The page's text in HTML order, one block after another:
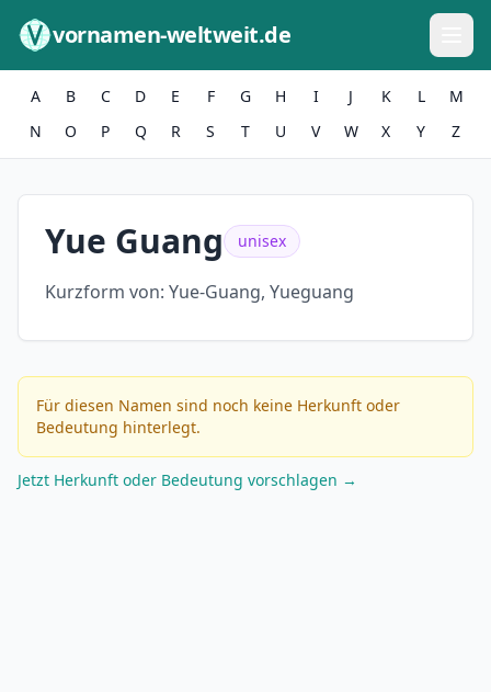
vornamen-weltweit.de
A B C D E F G H I J K L
M
N
O P Q R S T U V W X Y Z
Yue Guang unisex
Kurzform von: Yue-Guang, Yueguang
Für diesen Namen sind noch keine Herkunft oder
Bedeutung hinterlegt.
Jetzt Herkunft oder Bedeutung vorschlagen →